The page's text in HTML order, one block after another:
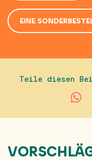
EINE
Teile diesen